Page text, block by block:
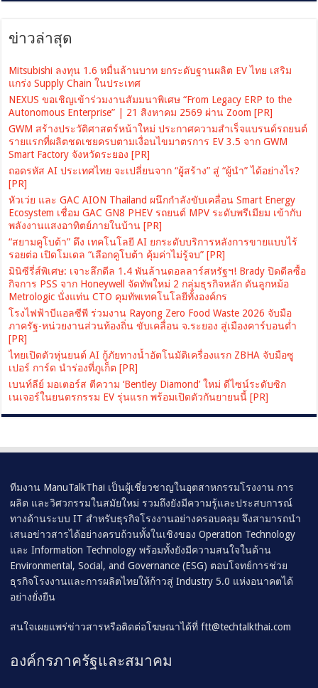
ข่าวล่าสุด
Mitsubishi ลงทุน 1.6 หมื่นล้านบาท ยกระดับฐานผลิต EV ไทย เสริม
แกร่ง Supply Chain ในประเทศ
NEXUS ขอเชิญเข้าร่วมงานสัมมนาพิเศษ “From Legacy ERP to the
Autonomous Enterprise” | 21 สิงหาคม 2569 ผ่าน Zoom [PR]
GWM สร้างประวัติศาสตร์หน้าใหม่ ประกาศความสำเร็จแบรนด์รถยนต์
รายแรกที่ผลิตชดเชยครบตามเงื่อนไขมาตรการ EV 3.5 จาก GWM
Smart Factory จังหวัดระยอง [PR]
ถอดรหัส AI ประเทศไทย จะเปลี่ยนจาก “ผู้สร้าง” สู่ “ผู้นำ” ได้อย่างไร?
[PR]
หัวเว่ย และ GAC AION Thailand ผนึกกำลังขับเคลื่อน Smart Energy
Ecosystem เชื่อม GAC GN8 PHEV รถยนต์ MPV ระดับพรีเมียม เข้ากับ
พลังงานแสงอาทิตย์ภายในบ้าน [PR]
“สยามคูโบต้า” ดึง เทคโนโลยี AI ยกระดับบริการหลังการขายแบบไร้
รอยต่อ เปิดโมเดล “เลือกคูโบต้า คุ้มค่าไม่รู้จบ” [PR]
มินิซีรี่ส์พิเศษ: เจาะลึกดีล 1.4 พันล้านดอลลาร์สหรัฐฯ! Brady ปิดดีลซื้อ
กิจการ PSS จาก Honeywell จัดทัพใหม่ 2 กลุ่มธุรกิจหลัก ดันลูกหม้อ
Metrologic นั่งแท่น CTO คุมทัพเทคโนโลยีทั้งองค์กร
โรงไฟฟ้าบีแอลซีพี ร่วมงาน Rayong Zero Food Waste 2026 จับมือ
ภาครัฐ-หน่วยงานส่วนท้องถิ่น ขับเคลื่อน จ.ระยอง สู่เมืองคาร์บอนต่ำ
[PR]
ไทยเปิดตัวหุ่นยนต์ AI กู้ภัยทางน้ำอัตโนมัติเครื่องแรก ZBHA จับมือซู
เปอร์ การ์ด นำร่องที่ภูเก็ต [PR]
เบนท์ลีย์ มอเตอร์ส ตีความ ‘Bentley Diamond’ ใหม่ ดีไซน์ระดับซิก
เนเจอร์ในยนตรกรรม EV รุ่นแรก พร้อมเปิดตัวกันยายนนี้ [PR]
ทีมงาน ManuTalkThai เป็นผู้เชี่ยวชาญในอุตสาหกรรมโรงงาน การ
ผลิต และวิศวกรรมในสมัยใหม่ รวมถึงยังมีความรู้และประสบการณ์
ทางด้านระบบ IT สำหรับธุรกิจโรงงานอย่างครอบคลุม จึงสามารถนำ
เสนอข่าวสารได้อย่างครบถ้วนทั้งในเชิงของ Operation Technology
และ Information Technology พร้อมทั้งยังมีความสนใจในด้าน
Environmental, Social, and Governance (ESG) ตอบโจทย์การช่วย
ธุรกิจโรงงานและการผลิตไทยให้ก้าวสู่ Industry 5.0 แห่งอนาคตได้
อย่างยั่งยืน
สนใจเผยแพร่ข่าวสารหรือติดต่อโฆษณาได้ที่ftt@techtalkthai.com
องค์กรภาครัฐและสมาคม